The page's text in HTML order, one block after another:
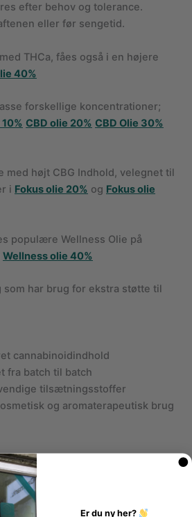
efter behov og tolerance.
eller før sengetid.
THCa, fåes også i en højere
40%
forskellige koncentrationer;
CBD olie 20% CBD Olie 30%
med højt CBG Indhold, velegnet til
i Fokus olie 20% og Fokus olie
populære Wellness Olie på
Wellness olie 40%
har brug for ekstra støtte til
cannabinoidindhold
fra batch til batch
tilsætningsstoffer
og aromaterapeutisk brug
og mørkt
sollys
Er du ny her?